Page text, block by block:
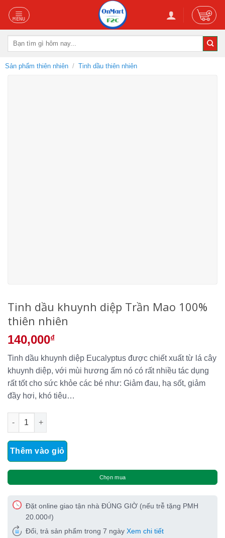
Skip
content
Tìm
Sản phẩm thiên nhiên / Tinh dầu thiên nhiên
Tinh dầu khuynh diệp Trần Mao 100%
thiên nhiên
140,000₫
Tinh dầu khuynh diệp Eucalyptus được chiết xuất từ lá cây
khuynh diệp, với mùi hương ấm nó có rất nhiều tác dụng
rất tốt cho sức khỏe các bé như: Giảm đau, hạ sốt, giảm
đầy hơi, khó tiêu…
Tinh dầu khuynh diệp Trần Mao 100% thiên nhiên số lượng
Thêm vào giỏ
Chọn mua
Đặt online giao tận nhà ĐÚNG GIỜ (nếu trễ tặng PMH
20.000₫)
Đổi, trả sản phẩm trong 7 ngày Xem chi tiết